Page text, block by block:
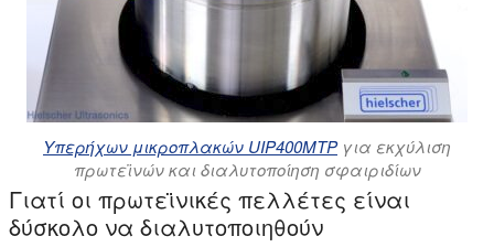
Υπερήχων μικροπλακών UIP400MTPγια εκχύλιση
πρωτεϊνών και διαλυτοποίηση σφαιριδίων
Γιατί οι πρωτεϊνικές πελλέτες είναι
δύσκολο να διαλυτοποιηθούν